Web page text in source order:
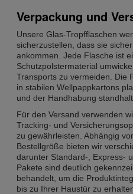
Verpackung und
Unsere Glas-Tropfflaschen
sicherzustellen, dass sie
ankommen. Jede Flasche ist
Schutzpolstermaterial
Transports zu vermeiden. Die
in stabilen Wellpappkartons
und der Handhabung
Für den Versand verwenden
Tracking- und
zu gewährleisten. Abhängig
Bestellgröße bieten wir
darunter Standard-, Express-
Pakete sind deutlich
behandelt, um die
bis zu Ihrer Haustür zu